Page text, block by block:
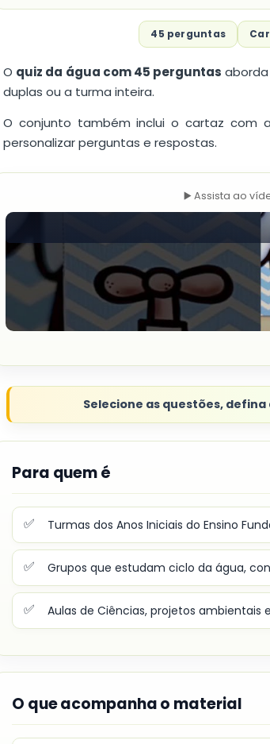
45 perguntas
O quiz da água com 45 perguntas
duplas ou a turma inteira.
O conjunto também inclui o cartaz com
personalizar perguntas e respostas.
▶️ Assista ao
Selecione as questões,
Para quem é
✅ Turmas dos Anos Iniciais do Ensino
✅ Grupos que estudam ciclo da água,
✅ Aulas de Ciências, projetos ambientais
O que acompanha o material